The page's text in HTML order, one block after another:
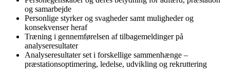
og samarbejde
Personlige styrker og svagheder samt muligheder og
konsekvenser heraf
Træning i gennemførelsen af tilbagemeldinger på
analyseresultater
Analyseresultater set i forskellige sammenhænge –
præstationsoptimering, ledelse, udvikling og rekruttering